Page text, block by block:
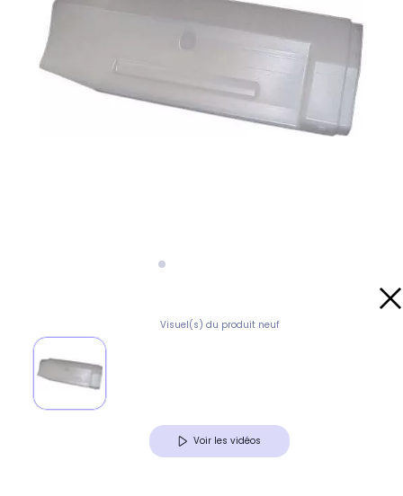
Visuel(s) du produit neuf
Voir les vidéos